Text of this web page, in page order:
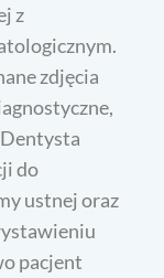
z
zdjęcia
do
ustnej oraz
pacjent